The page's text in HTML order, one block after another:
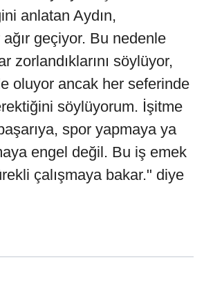
anlatan Aydın,
geçiyor. Bu nedenle
zorlandıklarını söylüyor,
oluyor ancak her seferinde
söylüyorum. İşitme
spor yapmaya ya
engel değil. Bu iş emek
çalışmaya bakar." diye